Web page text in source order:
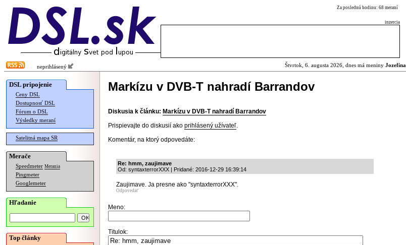
Za poslednú hodinu: 68 meraní
inzercia
neprihlásený Štvrtok, 6. augusta 2026, dnes má meniny Jozefína
DSL pripojenie
Ceny DSL
Dostupnosť DSL
Fórum o DSL
Výsledky meraní
Satelitná mapa SR
Merače
Speedmeter Merania
Pingmeter
Googlemeter
Hľadanie
Top články
Markízu v DVB-T nahradí Barrandov
Diskusia k článku: Markízu v DVB-T nahradí Barrandov
Prispievajte do diskusií ako prihlásený užívateľ.
Komentár, na ktorý odpovedáte:
Re: hmm, zaujimave
Od: syntaxterrorXXX | Pridané: 2016-12-29 16:39:14
Zaujimave. Ja presne ako "syntaxterrorXXX".
Odpovedať
Meno:
Titulok: